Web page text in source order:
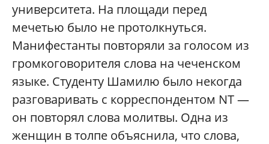
университета. На площади перед
мечетью было не протолкнуться.
Манифестанты повторяли за голосом из
громкоговорителя слова на чеченском
языке. Студенту Шамилю было некогда
разговаривать с корреспондентом NT —
он повторял слова молитвы. Одна из
женщин в толпе объяснила, что слова,